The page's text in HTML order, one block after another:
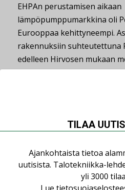
EHPAn perustamisen aikaan
lämpöpumppumarkkina oli
Eurooppaa kehittyneempi.
rakennuksiin suhteutettuna
edelleen Hirvosen mukaan
vuotta Keski-Euroopan
olosuhteet ovat olleet monia
paremmat. Meillä on ollut
porausolosuhteet. Eikä
jonka kanssa kilpailla.
korkeaan tekniseen laatuun
TILAA
Ajankohtaista tietoa
uutisista. Talotekniikka-
yli 3000
Lue